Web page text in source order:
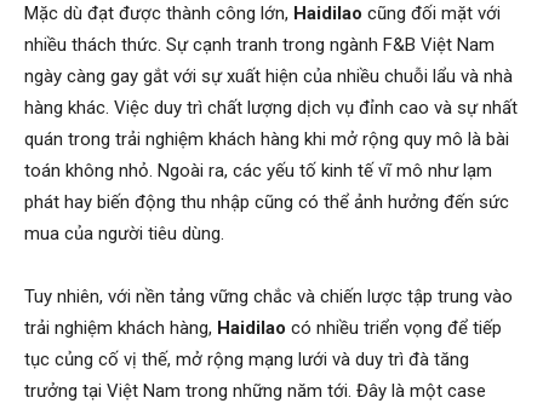
Mặc dù đạt được thành công lớn, Haidilao cũng đối mặt với
nhiều thách thức. Sự cạnh tranh trong ngành F&B Việt Nam
ngày càng gay gắt với sự xuất hiện của nhiều chuỗi lẩu và nhà
hàng khác. Việc duy trì chất lượng dịch vụ đỉnh cao và sự nhất
quán trong trải nghiệm khách hàng khi mở rộng quy mô là bài
toán không nhỏ. Ngoài ra, các yếu tố kinh tế vĩ mô như lạm
phát hay biến động thu nhập cũng có thể ảnh hưởng đến sức
mua của người tiêu dùng.
Tuy nhiên, với nền tảng vững chắc và chiến lược tập trung vào
trải nghiệm khách hàng, Haidilao có nhiều triển vọng để tiếp
tục củng cố vị thế, mở rộng mạng lưới và duy trì đà tăng
trưởng tại Việt Nam trong những năm tới. Đây là một case